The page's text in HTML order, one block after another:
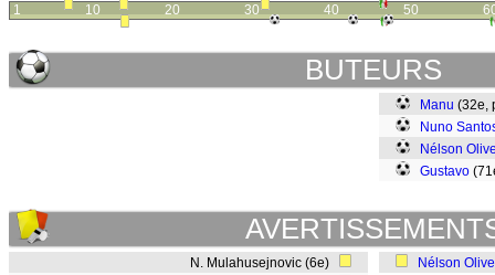
1 10 20 30 40 50
BUTEURS
Manu (32e,
Nuno
Nélson
Gustavo
N. Mulahusejnovic (6e)
Nélson